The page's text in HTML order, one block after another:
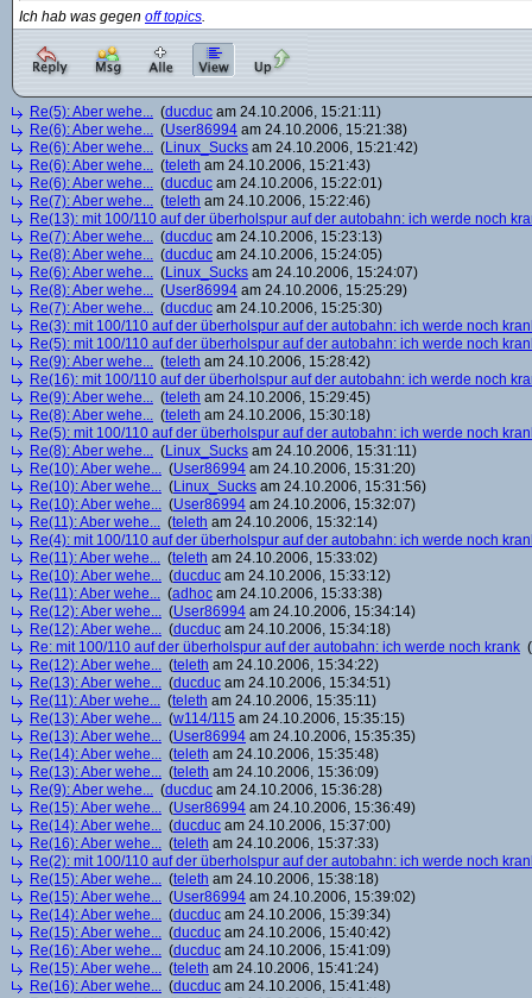
Ich hab was gegen off topics.
Re(5): Aber wehe... (ducduc am 24.10.2006, 15:21:11)
Re(6): Aber wehe... (User86994 am 24.10.2006, 15:21:38)
Re(6): Aber wehe... (Linux_Sucks am 24.10.2006, 15:21:42)
Re(6): Aber wehe... (teleth am 24.10.2006, 15:21:43)
Re(6): Aber wehe... (ducduc am 24.10.2006, 15:22:01)
Re(7): Aber wehe... (teleth am 24.10.2006, 15:22:46)
Re(13): mit 100/110 auf der überholspur auf der autobahn: ich werde noch
Re(7): Aber wehe... (ducduc am 24.10.2006, 15:23:13)
Re(8): Aber wehe... (ducduc am 24.10.2006, 15:24:05)
Re(6): Aber wehe... (Linux_Sucks am 24.10.2006, 15:24:07)
Re(8): Aber wehe... (User86994 am 24.10.2006, 15:25:29)
Re(7): Aber wehe... (ducduc am 24.10.2006, 15:25:30)
Re(3): mit 100/110 auf der überholspur auf der autobahn: ich werde noch
Re(5): mit 100/110 auf der überholspur auf der autobahn: ich werde noch
Re(9): Aber wehe... (teleth am 24.10.2006, 15:28:42)
Re(16): mit 100/110 auf der überholspur auf der autobahn: ich werde noch
Re(9): Aber wehe... (teleth am 24.10.2006, 15:29:45)
Re(8): Aber wehe... (teleth am 24.10.2006, 15:30:18)
Re(5): mit 100/110 auf der überholspur auf der autobahn: ich werde noch
Re(8): Aber wehe... (Linux_Sucks am 24.10.2006, 15:31:11)
Re(10): Aber wehe... (User86994 am 24.10.2006, 15:31:20)
Re(10): Aber wehe... (Linux_Sucks am 24.10.2006, 15:31:56)
Re(10): Aber wehe... (User86994 am 24.10.2006, 15:32:07)
Re(11): Aber wehe... (teleth am 24.10.2006, 15:32:14)
Re(4): mit 100/110 auf der überholspur auf der autobahn: ich werde noch
Re(11): Aber wehe... (teleth am 24.10.2006, 15:33:02)
Re(10): Aber wehe... (ducduc am 24.10.2006, 15:33:12)
Re(11): Aber wehe... (adhoc am 24.10.2006, 15:33:38)
Re(12): Aber wehe... (User86994 am 24.10.2006, 15:34:14)
Re(12): Aber wehe... (ducduc am 24.10.2006, 15:34:18)
Re: mit 100/110 auf der überholspur auf der autobahn: ich werde noch krank (
Re(12): Aber wehe... (teleth am 24.10.2006, 15:34:22)
Re(13): Aber wehe... (ducduc am 24.10.2006, 15:34:51)
Re(11): Aber wehe... (teleth am 24.10.2006, 15:35:11)
Re(13): Aber wehe... (w114/115 am 24.10.2006, 15:35:15)
Re(13): Aber wehe... (User86994 am 24.10.2006, 15:35:35)
Re(14): Aber wehe... (teleth am 24.10.2006, 15:35:48)
Re(13): Aber wehe... (teleth am 24.10.2006, 15:36:09)
Re(9): Aber wehe... (ducduc am 24.10.2006, 15:36:28)
Re(15): Aber wehe... (User86994 am 24.10.2006, 15:36:49)
Re(14): Aber wehe... (ducduc am 24.10.2006, 15:37:00)
Re(16): Aber wehe... (teleth am 24.10.2006, 15:37:33)
Re(2): mit 100/110 auf der überholspur auf der autobahn: ich werde noch
Re(15): Aber wehe... (teleth am 24.10.2006, 15:38:18)
Re(15): Aber wehe... (User86994 am 24.10.2006, 15:39:02)
Re(14): Aber wehe... (ducduc am 24.10.2006, 15:39:34)
Re(15): Aber wehe... (ducduc am 24.10.2006, 15:40:42)
Re(16): Aber wehe... (ducduc am 24.10.2006, 15:41:09)
Re(15): Aber wehe... (teleth am 24.10.2006, 15:41:24)
Re(16): Aber wehe... (ducduc am 24.10.2006, 15:41:48)